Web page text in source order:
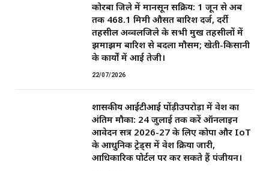
कोरबा जिले में मानसून सक्रिय: 1 जून से अब
तक 468.1 मिमी औसत बारिश दर्ज, दर्री
तहसील अव्वलजिले के सभी प्रमुख तहसीलों में
झमाझम बारिश से बदला मौसम; खेती-किसानी
के कार्यों में आई तेजी।
22/07/2026
शासकीय आईटीआई पोंड़ीउपरोड़ा में प्रवेश का
अंतिम मौका: 24 जुलाई तक करें ऑनलाइन
आवेदन सत्र 2026-27 के लिए कोपा और IoT
के आधुनिक ट्रेड्स में प्रवेश प्रक्रिया जारी,
आधिकारिक पोर्टल पर कर सकते हैं पंजीयन।